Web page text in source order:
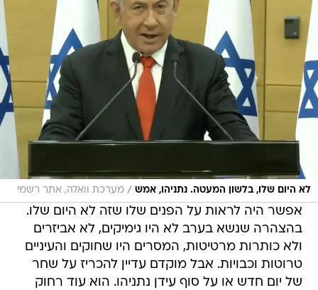
לא היום שלו, בלשון המעטה. נתניהו, אמש / מערכת וואלה, אתר רשמי
אפשר היה לראות על הפנים שלו שזה לא היום שלו.
בהצהרה שנשא בערב לא היו גימיקים, לא אביזרים
ולא כותרות מרטיטות, המסרים היו שחוקים והעיניים
טרוטות וכבויות. אבל מוקדם עדיין להכריז על שחר
של יום חדש או על סוף עידן נתניהו. הוא עוד רחוק